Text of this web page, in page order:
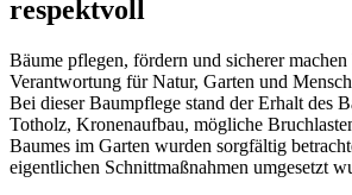
respektvoll
Bäume pflegen, fördern und sicherer machen
Verantwortung für Natur, Garten und
Bei dieser Baumpflege stand der Erhalt des
Totholz, Kronenaufbau, mögliche
Baumes im Garten wurden sorgfältig
eigentlichen Schnittmaßnahmen umgesetzt